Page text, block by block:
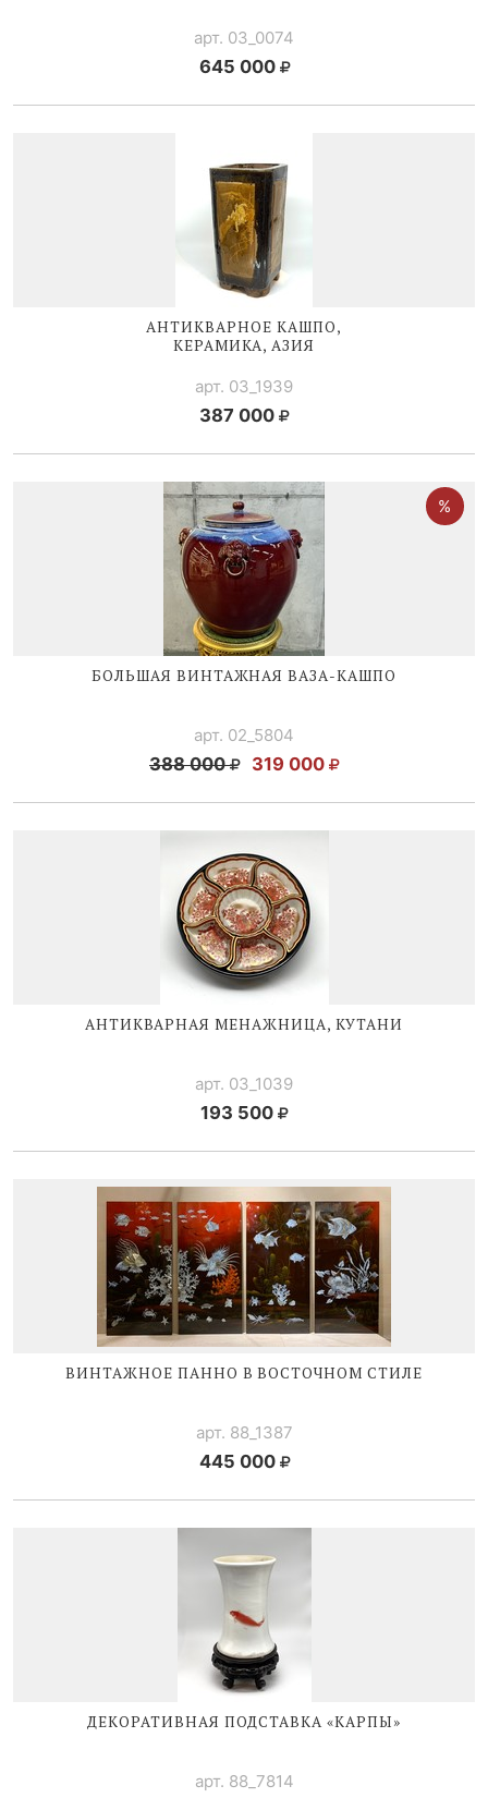
арт. 03_0074
645 000
АНТИКВАРНОЕ КАШПО,
КЕРАМИКА, АЗИЯ
арт. 03_1939
387 000
БОЛЬШАЯ ВИНТАЖНАЯВАЗА-КАШПО
арт. 02_5804
388 000 319 000
АНТИКВАРНАЯ МЕНАЖНИЦА, КУТАНИ
арт. 03_1039
193 500
ВИНТАЖНОЕ ПАННО В ВОСТОЧНОМ СТИЛЕ
арт. 88_1387
445 000
ДЕКОРАТИВНАЯ ПОДСТАВКА «КАРПЫ»
арт. 88_7814